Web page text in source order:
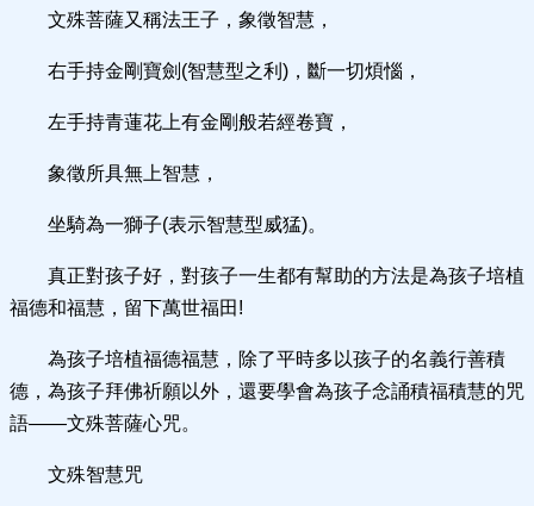
文殊菩薩又稱法王子，象徵智慧，
右手持金剛寶劍(智慧型之利)，斷一切煩惱，
左手持青蓮花上有金剛般若經卷寶，
象徵所具無上智慧，
坐騎為一獅子(表示智慧型威猛)。
真正對孩子好，對孩子一生都有幫助的方法是為孩子培植
福德和福慧，留下萬世福田!
為孩子培植福德福慧，除了平時多以孩子的名義行善積
德，為孩子拜佛祈願以外，還要學會為孩子念誦積福積慧的咒
語——文殊菩薩心咒。
文殊智慧咒